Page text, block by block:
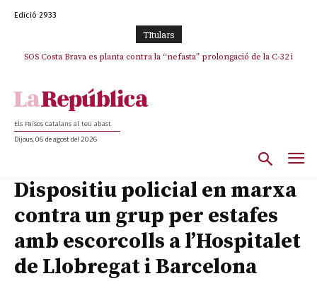
Edició 2933
TItulars
SOS Costa Brava es planta contra la “nefasta” prolongació de la C-32 i
Els Països Catalans al teu abast
Dijous, 06 de agost del 2026
Dispositiu policial en marxa
contra un grup per estafes
amb escorcolls a l’Hospitalet
de Llobregat i Barcelona